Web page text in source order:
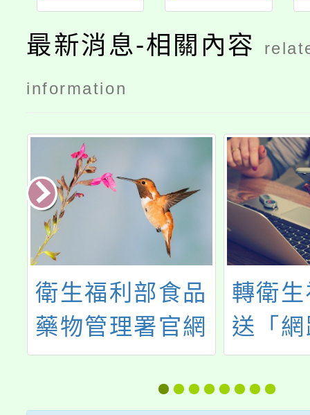
最新消息-相關內容
information
衛生福利部食品
藥物管理署官網
「親子食光專
區」連結
轉衛
送「
慣自
及「